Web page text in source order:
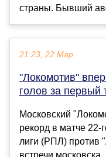
страны. Бывший
21:23, 22 Мар
"Локомотив"
голов за
Московский
рекорд в матче 22-
лиги (РПЛ) против
встречи